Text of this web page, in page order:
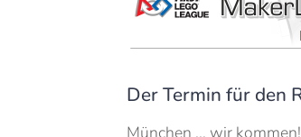
Der Termin für den